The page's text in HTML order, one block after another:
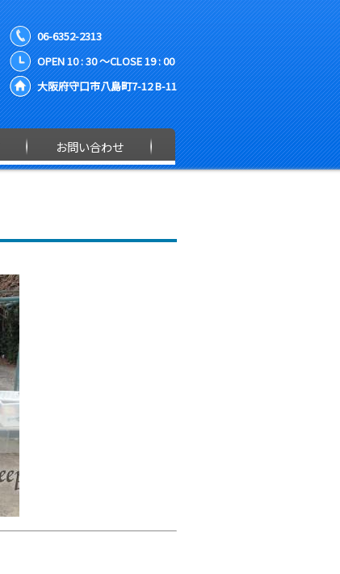
06-6352-2313
OPEN 10 : 30 ～CLOSE 19 : 00
大阪府守口市八島町7-12 B-11
お問い合わせ